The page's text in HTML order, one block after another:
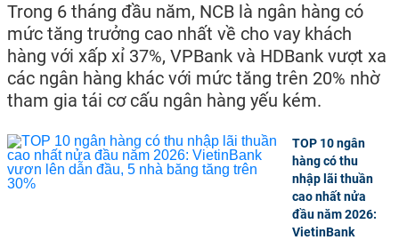
Trong 6 tháng đầu năm, NCB là ngân hàng có
mức tăng trưởng cao nhất về cho vay khách
hàng với xấp xỉ 37%, VPBank và HDBank vượt xa
các ngân hàng khác với mức tăng trên 20% nhờ
tham gia tái cơ cấu ngân hàng yếu kém.
TOP 10 ngân
hàng có thu
nhập lãi thuần
cao nhất nửa
đầu năm 2026:
VietinBank